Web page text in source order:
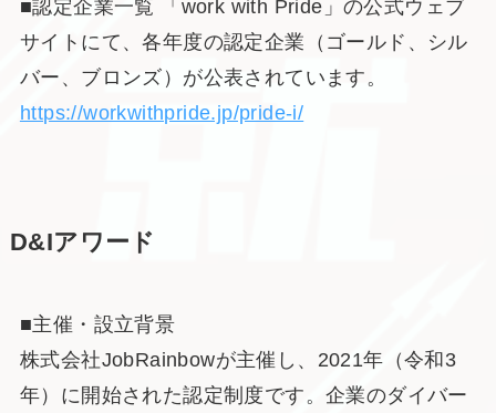
■認定企業一覧 「work with Pride」の公式ウェブ
サイトにて、各年度の認定企業（ゴールド、シル
バー、ブロンズ）が公表されています。
https://workwithpride.jp/pride-i/
D&Iアワード
■主催・設立背景
株式会社JobRainbowが主催し、2021年（令和3
年）に開始された認定制度です。企業のダイバー